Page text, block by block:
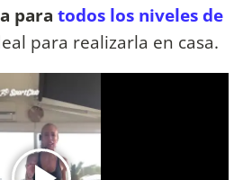
para todos los niveles de
para realizarla en casa.